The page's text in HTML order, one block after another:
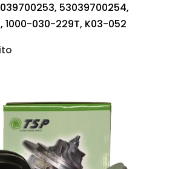
53039700254,
1000-030-229T, K03-052